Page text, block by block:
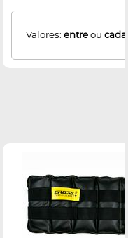
Valores: entreou